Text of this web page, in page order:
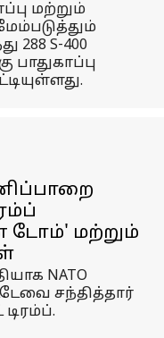
மற்றும்
S-400
டோம்' மற்றும்
NATO
சந்தித்தார்